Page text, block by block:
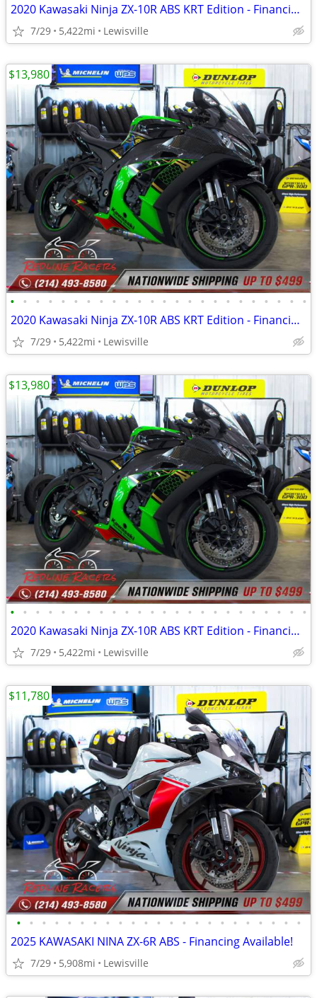
2020 Kawasaki Ninja ZX-10R ABS KRT Edition - Financing Available!
7/29 5,422mi Lewisville
• • • • • • • • • • • • • • • • • • • • • • • •
2020 Kawasaki Ninja ZX-10R ABS KRT Edition - Financing Available!
7/29 5,422mi Lewisville
$13,980
• • • • • • • • • • • • • • • • • • • • • • • •
2020 Kawasaki Ninja ZX-10R ABS KRT Edition - Financing Available!
7/29 5,422mi Lewisville
$13,980
• • • • • • • • • • • • • • • • • • • • • • •
2025 KAWASAKI NINA ZX-6R ABS - Financing Available!
7/29 5,908mi Lewisville
$11,780